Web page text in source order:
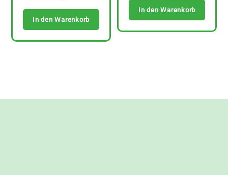
In den Warenkorb
In den Warenkorb